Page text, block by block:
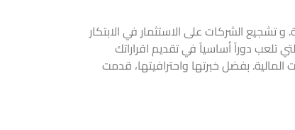
و تشجيع الشركات على الاستثمار في الابتكار
تلعب دوراً أساسياً في تقديم اقراراتك
المالية. بفضل خبرتها واحترافيتها، قدمت